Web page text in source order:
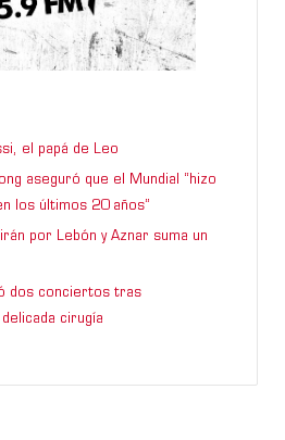
el papá de Leo
aseguró que el Mundial “hizo
los últimos 20 años”
por Lebón y Aznar suma un
dos conciertos tras
cirugía